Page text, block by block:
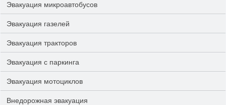
Эвакуация микроавтобусов
Эвакуация газелей
Эвакуация тракторов
Эвакуация с паркинга
Эвакуация мотоциклов
Внедорожная эвакуация